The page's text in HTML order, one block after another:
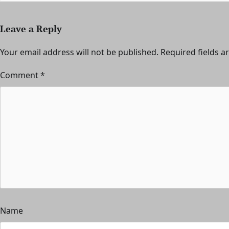
Leave a Reply
Your email address will not be published. Required fields
Comment*
Name